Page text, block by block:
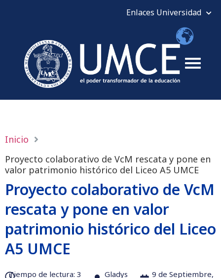
Inicio
Proyecto colaborativo de VcM rescata y pone en
valor patrimonio histórico del Liceo A5 UMCE
Proyecto colaborativo de VcM
rescata y pone en valor
patrimonio histórico del Liceo
A5 UMCE
Tiempo de lectura:‎ 3
Gladys
9 de Septiembre,